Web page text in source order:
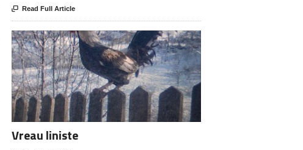
 Read Full Article
Vreau liniste